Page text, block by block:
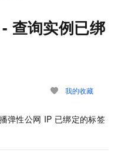
查询实例已绑
我的收藏
弹性公网 IP 已绑定的标签